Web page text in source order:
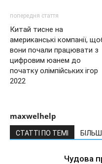
попередня стаття
Китай тисне на
американські компанії,
вони почали працювати з
цифровим юанем до
початку олімпійських ігор
2022
maxwelhelp
СТАТТІ ПО ТЕМІ
Чудова